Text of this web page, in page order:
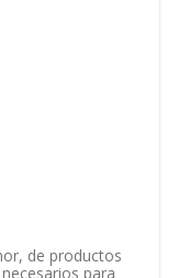
de productos
para